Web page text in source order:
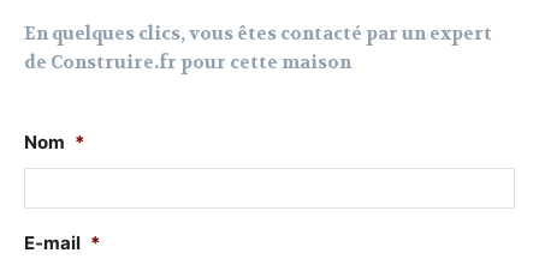
En quelques clics, vous êtes contacté par un expert
de Construire.fr pour cette maison
Nom *
E-mail *